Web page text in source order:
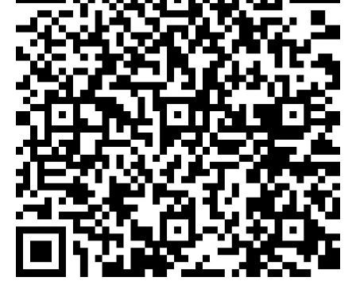
8 (495) 161-00-08
ccvnukovo@pzao.mos.ru